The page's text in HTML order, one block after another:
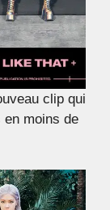
clip qui
moins de